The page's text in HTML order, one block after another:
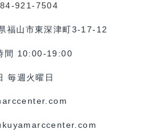
921-7504
福山市東深津町3-17-12
間 10:00-19:00
毎週火曜日